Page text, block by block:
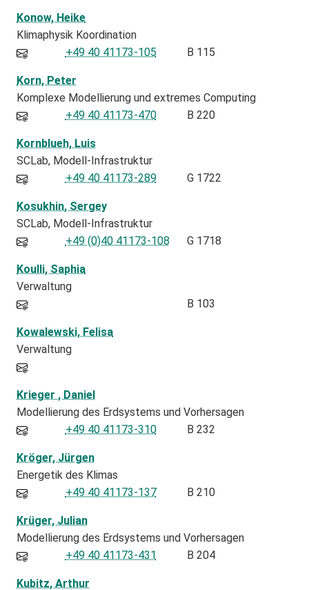
Konow, Heike
Klimaphysik Koordination
+49 40 41173-105
B 115
Korn, Peter
Komplexe Modellierung und extremes Computing
+49 40 41173-470
B 220
Kornblueh, Luis
SCLab Modell-Infrastruktur
+49 40 41173-289
G 1722
Kosukhin, Sergey
SCLab Modell-Infrastruktur
+49 (0)40 41173-108
G 1718
Koulli, Saphia
Verwaltung
B 103
Kowalewski, Felisa
Verwaltung
Krieger , Daniel
Modellierung des Erdsystems und Vorhersagen
+49 40 41173-310
B 232
Kröger, Jürgen
Energetik des Klimas
+49 40 41173-137
B 210
Krüger, Julian
Modellierung des Erdsystems und Vorhersagen
+49 40 41173-431
B 204
Kubitz, Arthur